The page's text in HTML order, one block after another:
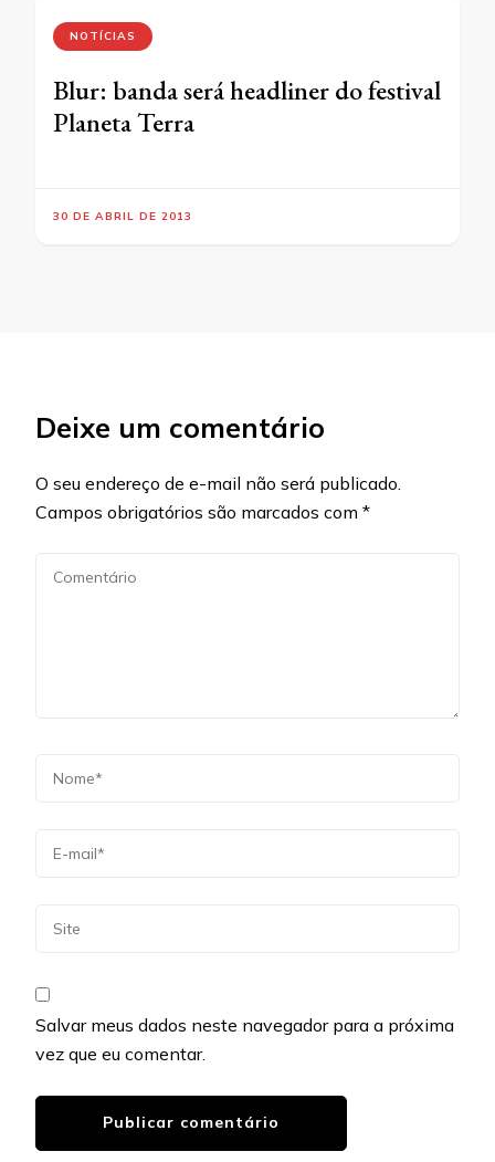
NOTÍCIAS
Blur: banda será headliner do festival
Planeta Terra
30 DE ABRIL DE 2013
Deixe um comentário
O seu endereço de e-mail não será publicado.
Campos obrigatórios são marcados com *
Salvar meus dados neste navegador para a próxima
vez que eu comentar.